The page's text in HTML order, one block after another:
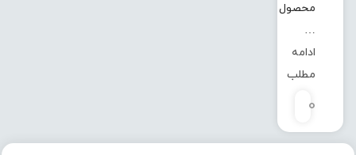
محصول
…
ادامه
مطلب
0